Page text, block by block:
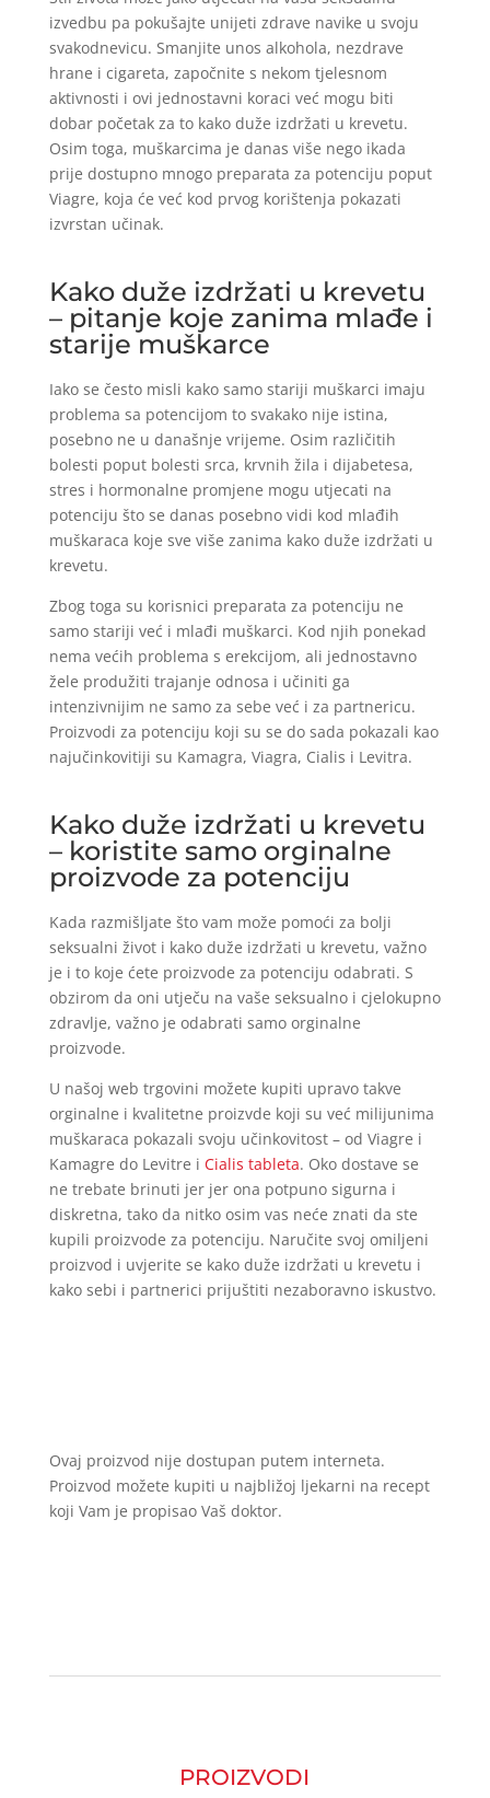
izvedbu pa pokušajte unijeti zdrave navike u svoju
svakodnevicu. Smanjite unos alkohola, nezdrave
hrane i cigareta, započnite s nekom tjelesnom
aktivnosti i ovi jednostavni koraci već mogu biti
dobar početak za to kako duže izdržati u krevetu.
Osim toga, muškarcima je danas više nego ikada
prije dostupno mnogo preparata za potenciju poput
Viagre, koja će već kod prvog korištenja pokazati
izvrstan učinak.
Kako duže izdržati u krevetu
– pitanje koje zanima mlađe i
starije muškarce
Iako se često misli kako samo stariji muškarci imaju
problema sa potencijom to svakako nije istina,
posebno ne u današnje vrijeme. Osim različitih
bolesti poput bolesti srca, krvnih žila i dijabetesa,
stres i hormonalne promjene mogu utjecati na
potenciju što se danas posebno vidi kod mlađih
muškaraca koje sve više zanima kako duže izdržati u
krevetu.
Zbog toga su korisnici preparata za potenciju ne
samo stariji već i mlađi muškarci. Kod njih ponekad
nema većih problema s erekcijom, ali jednostavno
žele produžiti trajanje odnosa i učiniti ga
intenzivnijim ne samo za sebe već i za partnericu.
Proizvodi za potenciju koji su se do sada pokazali kao
najučinkovitiji su Kamagra, Viagra, Cialis i Levitra.
Kako duže izdržati u krevetu
– koristite samo orginalne
proizvode za potenciju
Kada razmišljate što vam može pomoći za bolji
seksualni život i kako duže izdržati u krevetu, važno
je i to koje ćete proizvode za potenciju odabrati. S
obzirom da oni utječu na vaše seksualno i cjelokupno
zdravlje, važno je odabrati samo orginalne
proizvode.
U našoj web trgovini možete kupiti upravo takve
orginalne i kvalitetne proizvde koji su već milijunima
muškaraca pokazali svoju učinkovitost – od Viagre i
Kamagre do Levitre i Cialis tableta. Oko dostave se
ne trebate brinuti jer jer ona potpuno sigurna i
diskretna, tako da nitko osim vas neće znati da ste
kupili proizvode za potenciju. Naručite svoj omiljeni
proizvod i uvjerite se kako duže izdržati u krevetu i
kako sebi i partnerici prijuštiti nezaboravno iskustvo.
Ovaj proizvod nije dostupan putem interneta.
Proizvod možete kupiti u najbližoj ljekarni na recept
koji Vam je propisao Vaš doktor.
PROIZVODI